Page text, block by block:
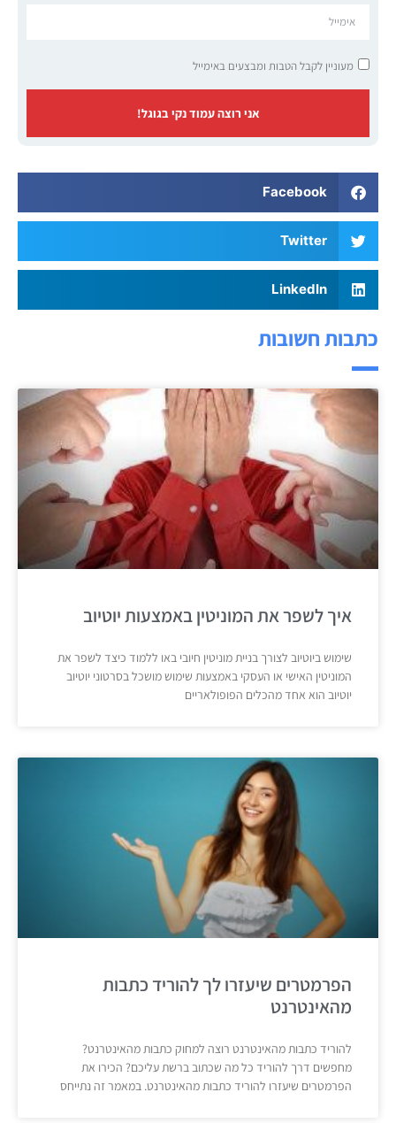
מעוניין לקבל הטבות ומבצעים באימייל
אני רוצה עמוד נקי בגוגל!
Facebook
Twitter
LinkedIn
כתבות חשובות
איך לשפר את המוניטין באמצעות יוטיוב
שימוש ביוטיוב לצורך בניית מוניטין חיובי באו ללמוד כיצד לשפר את
המוניטין האישי או העסקי באמצעות שימוש מושכל בסרטוני יוטיוב
יוטיוב הוא אחד מהכלים הפופולאריים
הפרמטרים שיעזרו לך להוריד כתבות
מהאינטרנט
להוריד כתבות מהאינטרנט רוצה למחוק כתבות מהאינטרנט?
מחפשים דרך להוריד כל מה שכתוב ברשת עליכם? הכירו את
הפרמטרים שיעזרו להוריד כתבות מהאינטרנט. במאמר זה נתייחס